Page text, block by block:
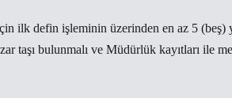
ilk defin işleminin üzerinden en az 5 (beş)
taşı bulunmalı ve Müdürlük kayıtları ile